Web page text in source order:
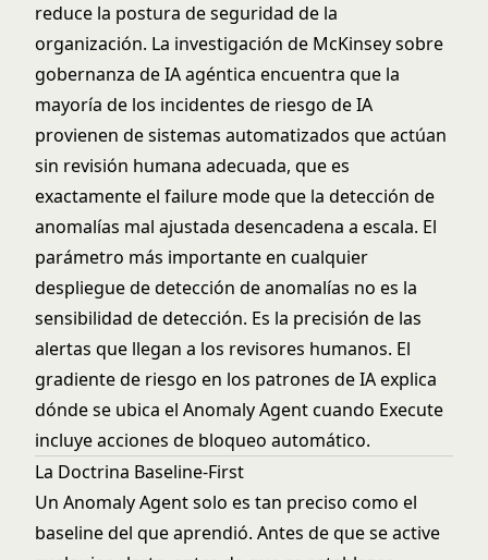
reduce la postura de seguridad de la
organización. La investigación de McKinsey sobre
gobernanza de IA agéntica encuentra que la
mayoría de los incidentes de riesgo de IA
provienen de sistemas automatizados que actúan
sin revisión humana adecuada, que es
exactamente el failure mode que la detección de
anomalías mal ajustada desencadena a escala. El
parámetro más importante en cualquier
despliegue de detección de anomalías no es la
sensibilidad de detección. Es la precisión de las
alertas que llegan a los revisores humanos. El
gradiente de riesgo en los patrones de IAexplica
dónde se ubica el Anomaly Agent cuando Execute
incluye acciones de bloqueo automático.
La Doctrina Baseline-First
Un Anomaly Agent solo es tan preciso como el
baseline del que aprendió. Antes de que se active